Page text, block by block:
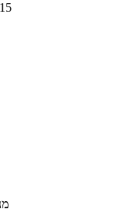
30